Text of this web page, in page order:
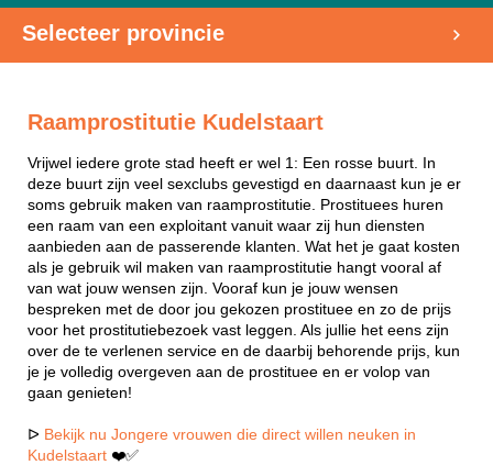
Selecteer provincie
Raamprostitutie Kudelstaart
Vrijwel iedere grote stad heeft er wel 1: Een rosse buurt. In
deze buurt zijn veel sexclubs gevestigd en daarnaast kun je er
soms gebruik maken van raamprostitutie. Prostituees huren
een raam van een exploitant vanuit waar zij hun diensten
aanbieden aan de passerende klanten. Wat het je gaat kosten
als je gebruik wil maken van raamprostitutie hangt vooral af
van wat jouw wensen zijn. Vooraf kun je jouw wensen
bespreken met de door jou gekozen prostituee en zo de prijs
voor het prostitutiebezoek vast leggen. Als jullie het eens zijn
over de te verlenen service en de daarbij behorende prijs, kun
je je volledig overgeven aan de prostituee en er volop van
gaan genieten!
ᐅ Bekijk nu Jongere vrouwen die direct willen neuken in
Kudelstaart ❤️✅